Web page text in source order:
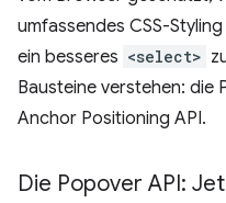
umfassendes CSS-
ein besseres <select>
Bausteine verstehen: die
Anchor Positioning API.
Die Popover API: